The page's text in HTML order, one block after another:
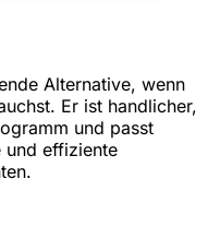
Alternative, wenn
Er ist handlicher,
und passt
und effiziente